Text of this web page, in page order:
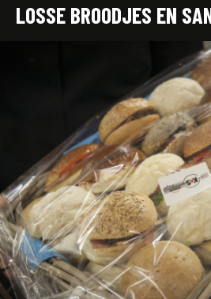
LOSSE BROODJES EN